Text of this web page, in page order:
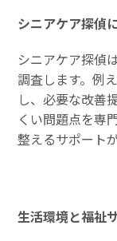
シニアケア探偵
シニアケア探偵
調査します。例
し、必要な改善
くい問題点を専
整えるサポート
生活環境と福祉